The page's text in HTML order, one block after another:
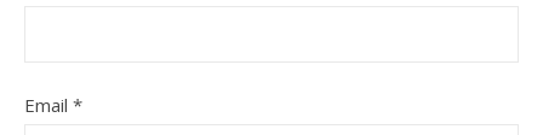
Email *